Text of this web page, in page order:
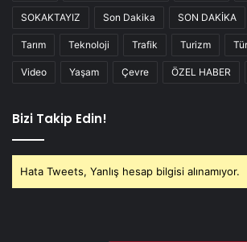
SOKAKTAYIZ Son Dakika SON DAKİKA
Tarım Teknoloji Trafik Turizm
Video Yaşam Çevre ÖZEL HABER
Bizi Takip Edin!
Hata Tweets, Yanlış hesap bilgisi alınamıyor.